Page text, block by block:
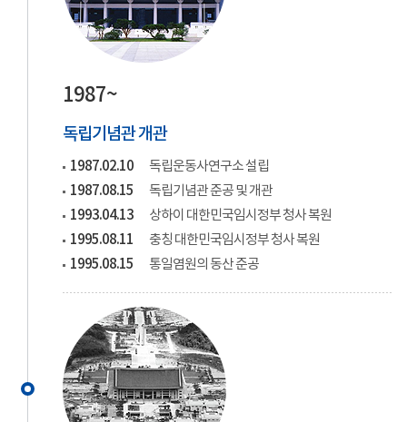
1987~
독립기념관 개관
1987.02.10
독립운동사연구소 설립
1987.08.15
독립기념관 준공 및 개관
1993.04.13
상하이 대한민국임시정부 청사 복원
1995.08.11
충칭 대한민국임시정부 청사 복원
1995.08.15
통일염원의 동산 준공